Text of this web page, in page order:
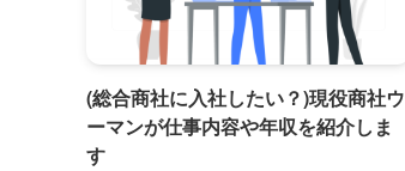
(総合商社に入社したい？)現役商社ウ
ーマンが仕事内容や年収を紹介しま
す